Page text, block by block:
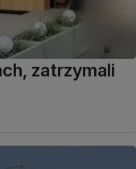
zatrzymali